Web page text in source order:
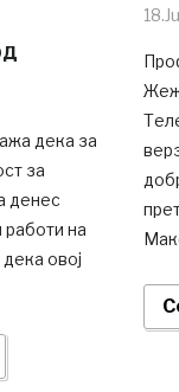
дека за
за
денес
на
овој